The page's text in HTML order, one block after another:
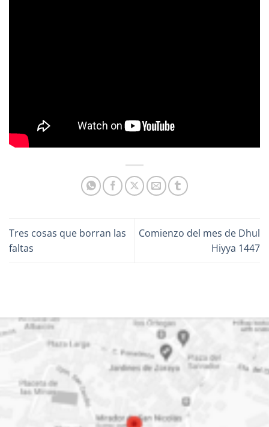
Tres cosas que borran las
faltas
Comienzo del mes de Dhul
Hiyya 1447